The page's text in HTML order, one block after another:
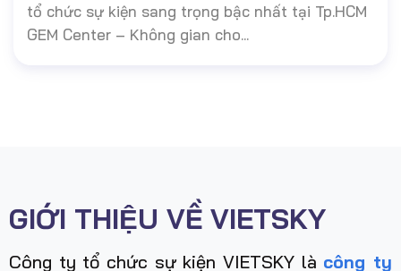
tổ chức sự kiện sang trọng bậc nhất tại Tp.HCM
GEM Center – Không gian cho...
GIỚI THIỆU VỀ VIETSKY
Công ty tổ chức sự kiện VIETSKY là công ty